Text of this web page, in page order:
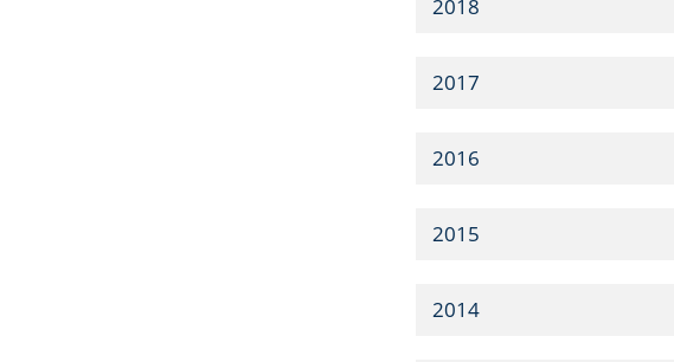
2018
2017
2016
2015
2014